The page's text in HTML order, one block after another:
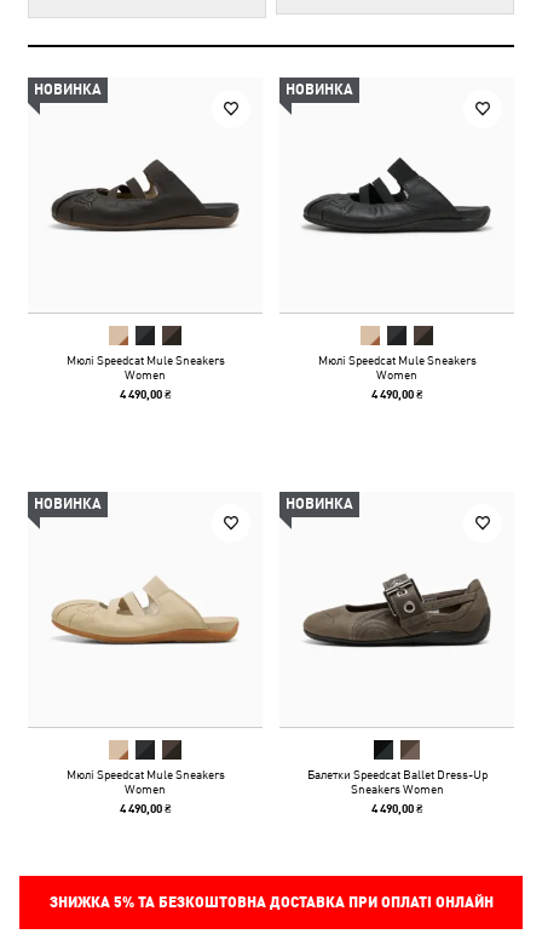
НОВИНКА
Мюлі Speedcat Mule Sneakers
Women
4 490,00 ₴
НОВИНКА
Мюлі Speedcat Mule Sneakers
Women
4 490,00 ₴
НОВИНКА
Мюлі Speedcat Mule Sneakers
Women
4 490,00 ₴
НОВИНКА
Балетки Speedcat Ballet Dress-Up
Sneakers Women
4 490,00 ₴
ЗНИЖКА 5%ТА БЕЗКОШТОВНА ДОСТАВКА ПРИ ОПЛАТІ ОНЛАЙН